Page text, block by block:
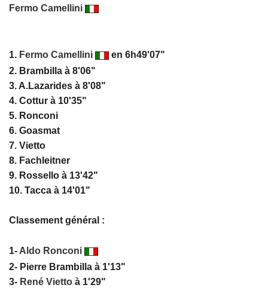
Fermo Camellini
1. Fermo Camellini
en 6h49'07"
2. Brambilla à 8'06"
3. A.Lazarides à 8'08"
4. Cottur à 10'35"
5. Ronconi
6. Goasmat
7. Vietto
8. Fachleitner
9. Rossello à 13'42"
10. Tacca à 14'01"
Classement général :
1- Aldo Ronconi
2- Pierre Brambilla à 1'13"
3- René Vietto à 1'29"